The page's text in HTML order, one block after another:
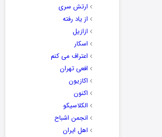
ارتش سری
از یاد رفته
ازازیل
اسکار
اعتراف می کنم
افعی تهران
اکازیون
اکنون
الکلاسیکو
انجمن اشباح
اهل ایران